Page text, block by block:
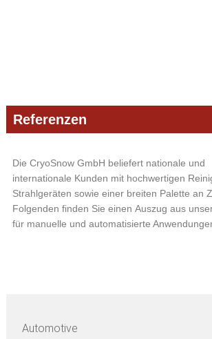
Referenzen
Die CryoSnow GmbH beliefert nationale und
internationale Kunden mit hochwertigen
Strahlgeräten sowie einer breiten Palette an
Folgenden finden Sie einen Auszug aus
für manuelle und automatisierte
Automotive